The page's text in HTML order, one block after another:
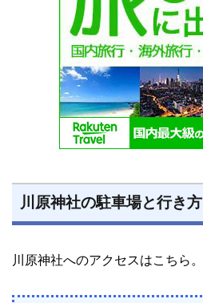
川原神社の駐車場と行き方
川原神社へのアクセスはこちら。